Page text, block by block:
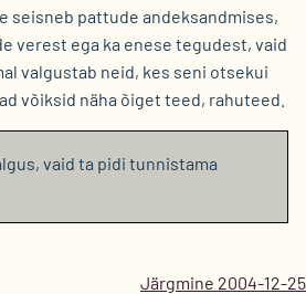
seisneb pattude andeksandmises,
verest ega ka enese tegudest, vaid
valgustab neid, kes seni otsekui
võiksid näha õiget teed, rahuteed.
vaid ta pidi tunnistama
Järgmine 2004-12-25